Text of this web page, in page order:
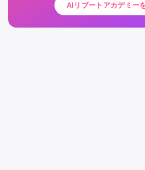
AIリブートアカデミー